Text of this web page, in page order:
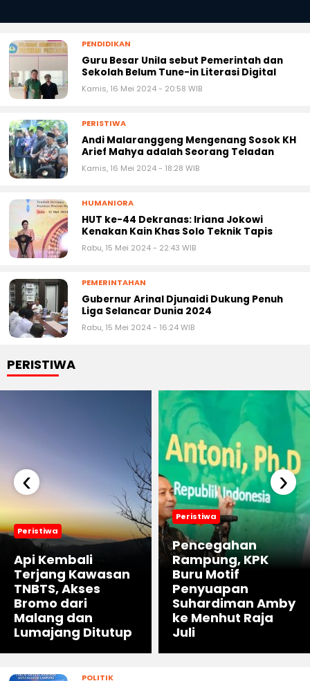
PENDIDIKAN
Guru Besar Unila sebut Pemerintah dan
Sekolah Belum Tune-in Literasi Digital
Kamis, 16 Mei 2024 - 20:58 WIB
PERISTIWA
Andi Malaranggeng Mengenang Sosok KH
Arief Mahya adalah Seorang Teladan
Kamis, 16 Mei 2024 - 18:28 WIB
HUMANIORA
HUT ke-44 Dekranas: Iriana Jokowi
Kenakan Kain Khas Solo Teknik Tapis
Rabu, 15 Mei 2024 - 22:43 WIB
PEMERINTAHAN
Gubernur Arinal Djunaidi Dukung Penuh
Liga Selancar Dunia 2024
Rabu, 15 Mei 2024 - 16:24 WIB
PERISTIWA
Peristiwa
Api Kembali
Terjang Kawasan
TNBTS, Akses
Bromo dari
Malang dan
Lumajang Ditutup
Peristiwa
Pencegahan
Rampung, KPK
Buru Motif
Penyuapan
Suhardiman Amby
ke Menhut Raja
Juli
‹ ›
POLITIK